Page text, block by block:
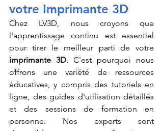
votre Imprimante 3D
Chez LV3D, nous croyons que
l'apprentissage continu est essentiel
imprimante 3D. C'est pourquoi nous
offrons une variété de ressources
éducatives, y compris des tutoriels en
ligne, des guides d'utilisation détaillés
et des sessions de formation en
personne. Nos experts sont